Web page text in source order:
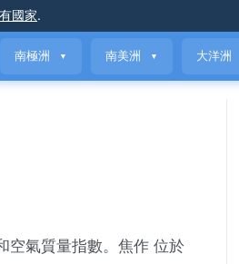
國家.
南極洲 ▼ 南美洲 ▼ 大洋洲
空氣質量指數。焦作 位於